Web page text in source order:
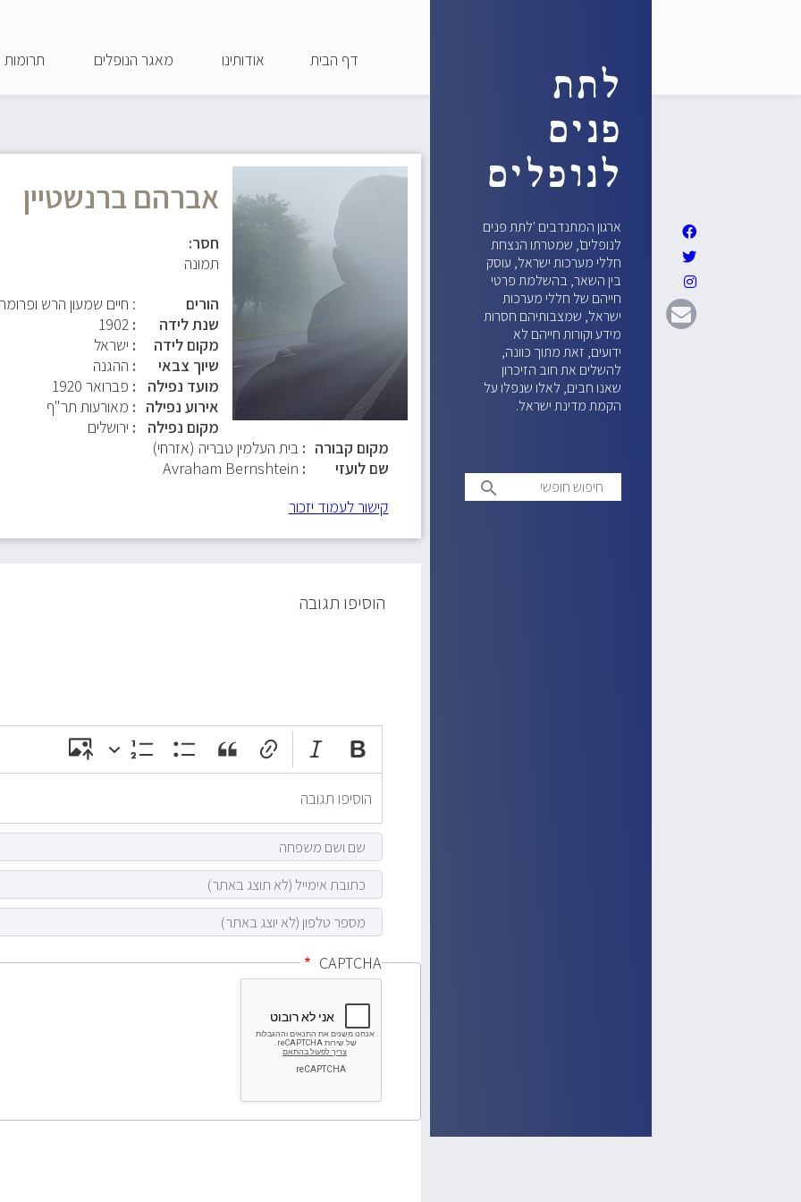
העיקרי
דף הבית אודותינו מאגר הנופלים תרומות
לתת
פנים
לנופלים
ארגון המתנדבים 'לתת פנים
לנופלים', שמטרתו הנצחת
חללי מערכות ישראל, עוסק
בין השאר, בהשלמת פרטי
חייהם של חללי מערכות
ישראל, שמצבותיהם חסרות
מידע וקורות חייהם לא
ידועים, זאת מתוך כוונה,
להשלים את חוב הזיכרון
שאנו חבים, לאלו שנפלו על
הקמת מדינת ישראל.
חיפוש
חופשי
search
אברהם ברנשטיין
חסר:
תמונה
הורים
: חיים שמעון הרש ופרומה
שנת לידה
1902
מקום לידה
ישראל
שיוך צבאי
ההגנה
מועד נפילה
פברואר 1920
אירוע נפילה
מאורעות תר"ף
מקום נפילה
ירושלים
מקום קבורה
בית העלמין טבריה (אזרחי)
שם לועזי
Avraham Bernshtein
קישור לעמוד יזכור
הוסיפו תגובה
CAPTCHA